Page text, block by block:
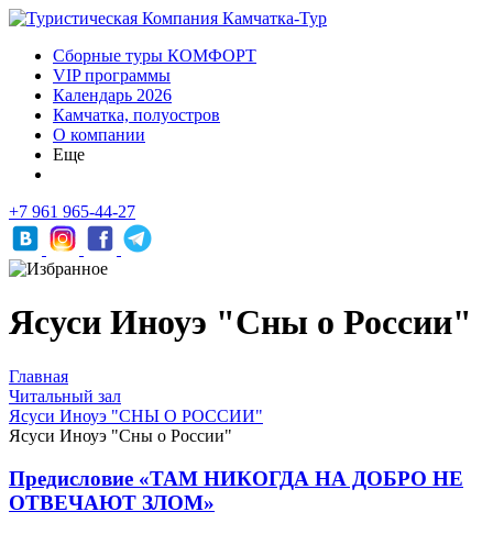
Сборные туры КОМФОРТ
VIP программы
Календарь 2026
Камчатка, полуостров
О компании
Еще
+7 961 965-44-27
Ясуси Иноуэ "Сны о России"
Главная
Читальный зал
Ясуси Иноуэ "СНЫ О РОССИИ"
Ясуси Иноуэ "Сны о России"
Предисловие «ТАМ НИКОГДА НА ДОБРО НЕ
ОТВЕЧАЮТ ЗЛОМ»